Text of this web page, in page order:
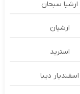
ارشیا سبحان
ارشیان
استرید
اسفندیار دیبا